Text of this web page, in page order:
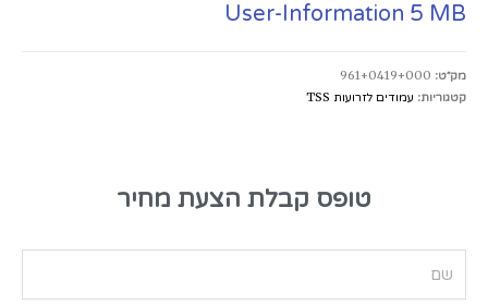
User-Information 5 MB
מק״ט: 961+0419+000
קטגוריות: עמודים לזרועות TSS
טופס קבלת הצעת מחיר